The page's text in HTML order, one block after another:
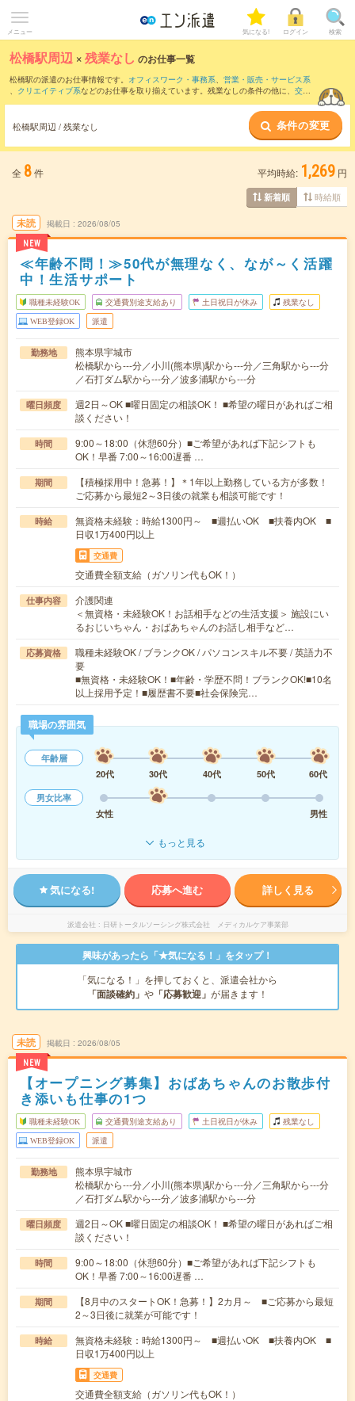
メニュー 気になる! ログイン 検索
松橋駅周辺 ×残業なし のお仕事一覧
松橋駅の派遣のお仕事情報です。 オフィスワーク・事務系、 営業・販売・サービス系
、 クリエイティブ系などのお仕事を取り揃えています。残業なしの条件の他に、 交通
松橋駅周辺 / 残業なし 条件の変更
全 8件 平均時給: 1,269 円
新着順 時給順
未読
NEW
掲載日 2026/08/05
≪年齢不問！≫50代が無理なく、なが～く活躍
中！生活サポート
職種未経験OK 交通費別途支給あり 土日祝日が休み 残業なし
WEB登録OK 派遣
勤務地
熊本県宇城市
松橋駅から---分／小川(熊本県)駅から---分／三角駅から---分
／石打ダム駅から---分／波多浦駅から---分
曜日頻度
週2日～OK ■曜日固定の相談OK！ ■希望の曜日があればご相
談ください！
時間
9:00～18:00（休憩60分）■ご希望があれば下記シフトも
OK！早番 7:00～16:00遅番 …
期間
【積極採用中！急募！】＊1年以上勤務している方が多数！
ご応募から最短2～3日後の就業も相談可能です！
時給
無資格未経験：時給1300円～ ■週払いOK ■扶養内OK ■
日収1万400円以上
交通費
交通費全額支給（ガソリン代もOK！）
仕事内容
介護関連
＜無資格・未経験OK！お話相手などの生活支援＞ 施設にい
るおじいちゃん・おばあちゃんのお話し相手など…
応募資格
職種未経験OK / ブランクOK / パソコンスキル不要 / 英語力不
要
■無資格・未経験OK！■年齢・学歴不問！ブランクOK!■10名
以上採用予定！■履歴書不要■社会保険完…
職場の雰囲気
年齢層
20代
30代 40代 50代
60代
男女比率
女性
男性
もっと見る
気になる! 応募へ進む 詳しく見る
派遣会社 日研トータルソーシング株式会社 メディカルケア事業部
興味があったら「★気になる！」をタップ！
「気になる！」を押しておくと、派遣会社から
「面談確約」 や 「応募歓迎」 が届きます！
未読
NEW
掲載日 2026/08/05
【オープニング募集】おばあちゃんのお散歩付
き添いも仕事の1つ
職種未経験OK 交通費別途支給あり 土日祝日が休み 残業なし
WEB登録OK 派遣
勤務地
熊本県宇城市
松橋駅から---分／小川(熊本県)駅から---分／三角駅から---分
／石打ダム駅から---分／波多浦駅から---分
曜日頻度
週2日～OK ■曜日固定の相談OK！ ■希望の曜日があればご相
談ください！
時間
9:00～18:00（休憩60分）■ご希望があれば下記シフトも
OK！早番 7:00～16:00遅番 …
期間
【8月中のスタートOK！急募！】2カ月～ ■ご応募から最短
2～3日後に就業が可能です！
時給
無資格未経験：時給1300円～ ■週払いOK ■扶養内OK ■
日収1万400円以上
交通費
交通費全額支給（ガソリン代もOK！）